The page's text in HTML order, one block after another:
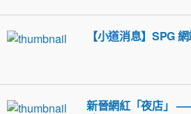
【小道消息】SPG
新晉網紅「夜店」